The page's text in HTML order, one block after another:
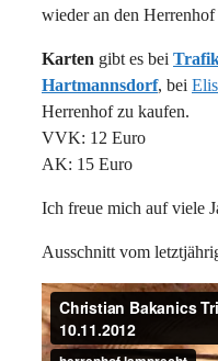
wieder an den
Karten gibt es bei
Hartmannsdorf, bei
Herrenhof zu kaufen.
VVK: 12 Euro
AK: 15 Euro
Ich freue mich auf viele
Ausschnitt vom